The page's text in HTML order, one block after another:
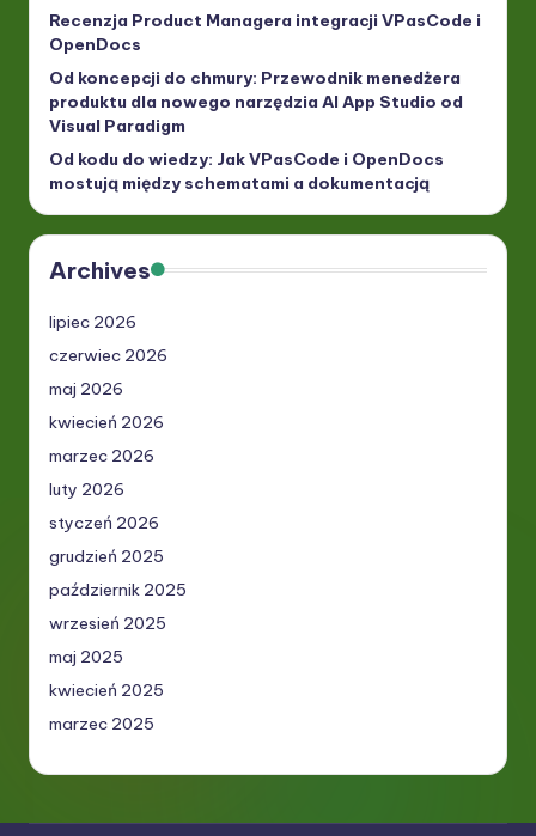
Recenzja Product Managera integracji VPasCode i
OpenDocs
Od koncepcji do chmury: Przewodnik menedżera
produktu dla nowego narzędzia AI App Studio od
Visual Paradigm
Od kodu do wiedzy: Jak VPasCode i OpenDocs
mostują między schematami a dokumentacją
Archives
lipiec 2026
czerwiec 2026
maj 2026
kwiecień 2026
marzec 2026
luty 2026
styczeń 2026
grudzień 2025
październik 2025
wrzesień 2025
maj 2025
kwiecień 2025
marzec 2025